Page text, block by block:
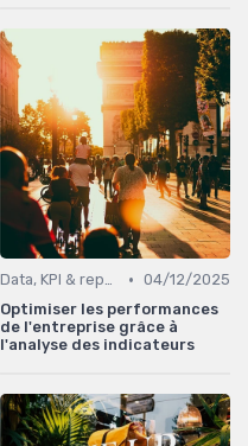
Data, KPI & reporting commercial • 04/12/2025
Optimiser les performances
de l'entreprise grâce à
l'analyse des indicateurs